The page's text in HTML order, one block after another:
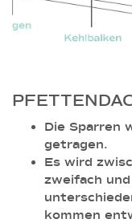
Die Sparren
getragen.
Es wird
zweifach
kommen